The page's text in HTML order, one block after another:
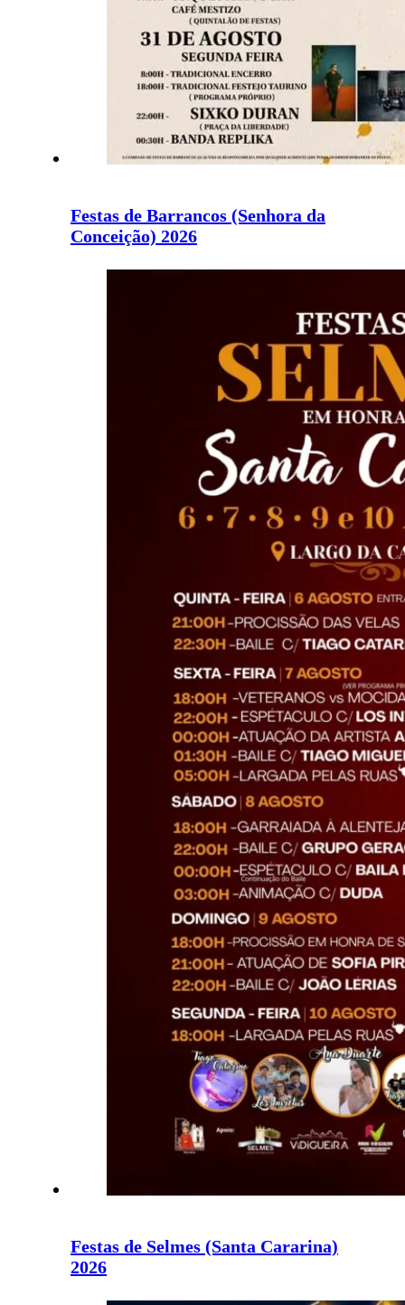
Festas de Barrancos (Senhora da
Conceição) 2026
Festas de Selmes (Santa Cararina)
2026